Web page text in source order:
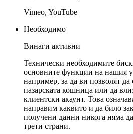
Vimeo, YouTube
Необходимо
Винаги активни
Технически необходимите
основните функции на нашия
например, за да ви позволят да
пазарската кошница или да
клиентски акаунт. Това
направим каквито и да било
получени данни никога няма
трети страни.